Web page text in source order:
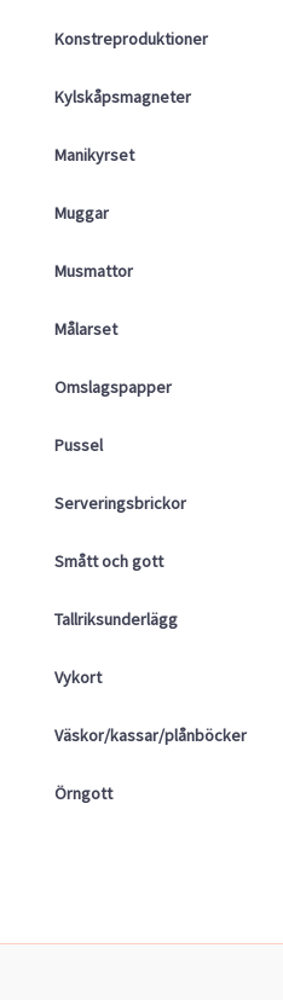
Konstreproduktioner
Kylskåpsmagneter
Manikyrset
Muggar
Musmattor
Målarset
Omslagspapper
Pussel
Serveringsbrickor
Smått och gott
Tallriksunderlägg
Vykort
Väskor/kassar/plånböcker
Örngott